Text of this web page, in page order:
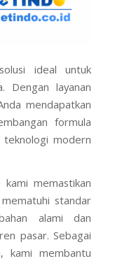
ideal untuk
Dengan layanan
mendapatkan
formula
teknologi modern
kami memastikan
standar
alami dan
pasar. Sebagai
kami membantu